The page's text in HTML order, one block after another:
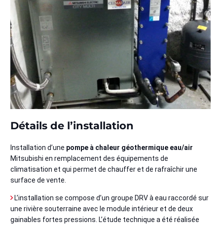
Détails de l’installation
Installation d’une pompe à chaleur géothermique eau/air
Mitsubishi en remplacement des équipements de
climatisation et qui permet de chauffer et de rafraîchir une
surface de vente.
L’installation se compose d’un groupe DRV à eau raccordé sur
une rivière souterraine avec le module intérieur et de deux
gainables fortes pressions. L’étude technique a été réalisée